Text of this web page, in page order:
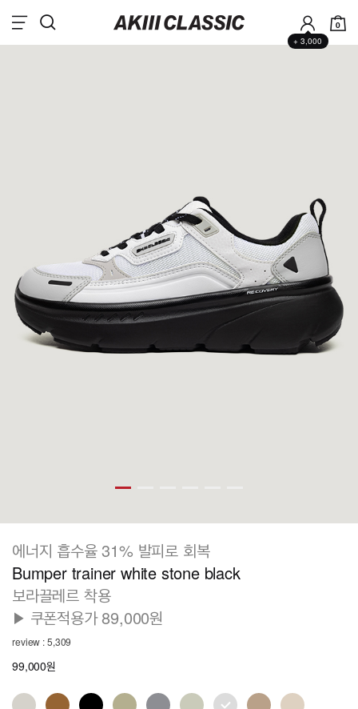
+ 3,000
0
에너지 흡수율 31% 발피로 회복
Bumper trainer white stone black
보라끌레르 착용
▶ 쿠폰적용가 89,000원
review : 5,309
99,000원